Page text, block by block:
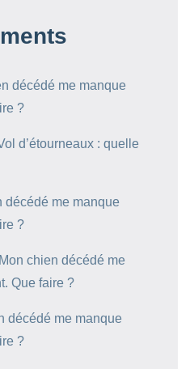
décédé me manque
?
d’étourneaux : quelle
décédé me manque
?
Mon chien décédé me
Que faire ?
décédé me manque
?